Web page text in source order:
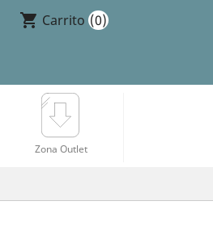
shopping_cart Carrito (0)
Zona Outlet